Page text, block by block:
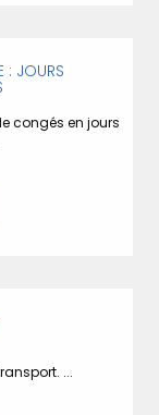
: JOURS
congés en jours
...